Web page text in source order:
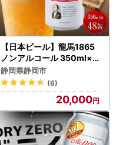
【日本ビール】龍馬1865
ノンアルコール 350ml×4
8缶 ノンアル
静岡県静岡市
(6)
20,000